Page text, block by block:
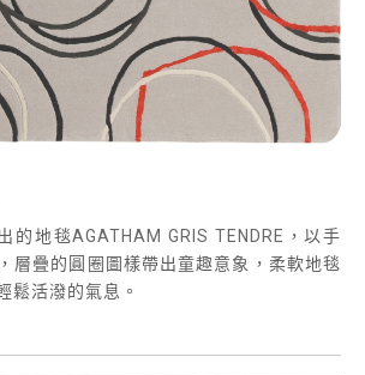
的地毯AGATHAM GRIS TENDRE ，以手
層疊的圓圈圖樣帶出童趣意象，柔軟地毯
鬆活潑的氣息。